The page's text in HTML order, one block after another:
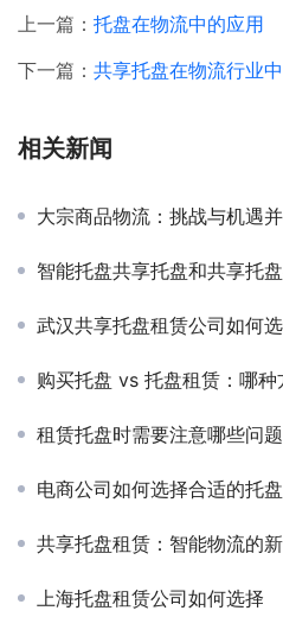
上一篇： 托盘在物流中的应用
下一篇： 共享托盘在物流行业
相关新闻
大宗商品物流：挑战与机遇
智能托盘共享托盘和共享托
武汉共享托盘租赁公司如何
购买托盘 vs 托盘租赁：哪种
租赁托盘时需要注意哪些问题
电商公司如何选择合适的托盘
共享托盘租赁：智能物流的
上海托盘租赁公司如何选择